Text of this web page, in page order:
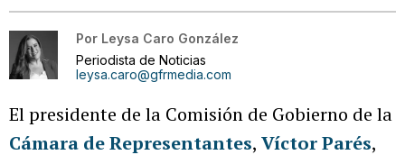
Por Leysa Caro González
Periodista de Noticias
leysa.caro@gfrmedia.com
El presidente de la Comisión de Gobierno de la
Cámara de Representantes, Víctor Parés,